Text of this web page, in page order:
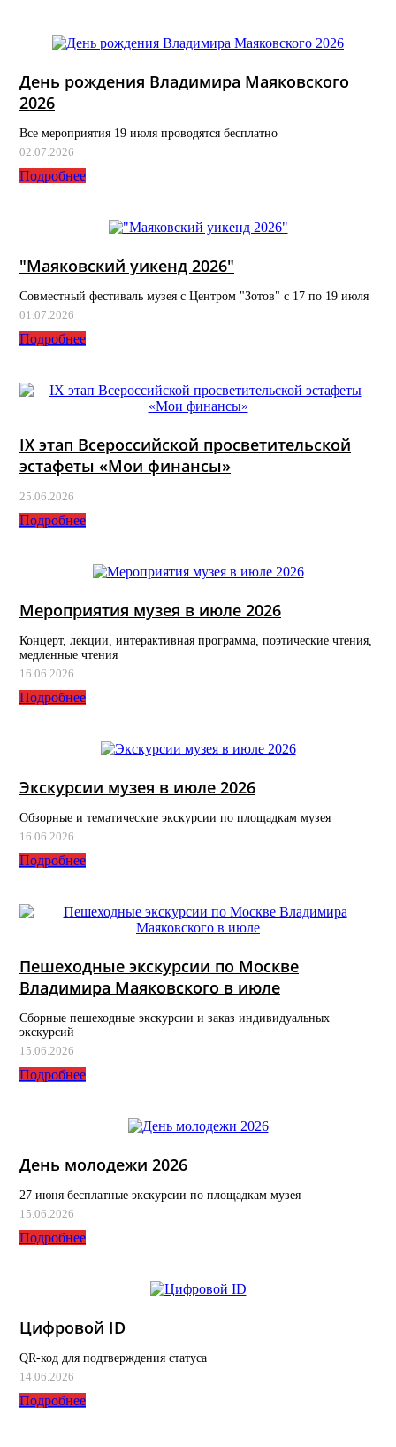
День рождения Владимира Маяковского
2026
Все мероприятия 19 июля проводятся бесплатно
02.07.2026
Подробнее
"Маяковский уикенд 2026"
Совместный фестиваль музея с Центром "Зотов" с 17 по 19 июля
01.07.2026
Подробнее
IX этап Всероссийской просветительской
эстафеты «Мои финансы»
25.06.2026
Подробнее
Мероприятия музея в июле 2026
Концерт, лекции, интерактивная программа, поэтические чтения,
медленные чтения
16.06.2026
Подробнее
Экскурсии музея в июле 2026
Обзорные и тематические экскурсии по площадкам музея
16.06.2026
Подробнее
Пешеходные экскурсии по Москве
Владимира Маяковского в июле
Сборные пешеходные экскурсии и заказ индивидуальных
экскурсий
15.06.2026
Подробнее
День молодежи 2026
27 июня бесплатные экскурсии по площадкам музея
15.06.2026
Подробнее
Цифровой ID
QR-код для подтверждения статуса
14.06.2026
Подробнее